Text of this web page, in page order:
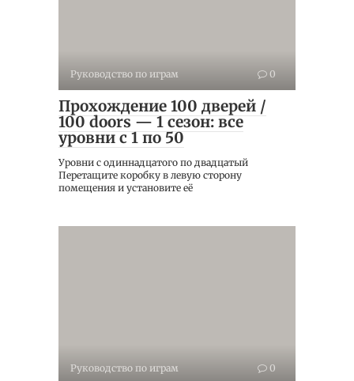
Руководство по играм 0
Прохождение 100 дверей /
100 doors — 1 сезон: все
уровни с 1 по 50
Уровни с одиннадцатого по двадцатый
Перетащите коробку в левую сторону
помещения и установите её
Руководство по играм 0